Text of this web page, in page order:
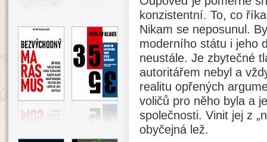
konzistentní. To, co
Nikam se neposunul.
moderního státu i jeho
neustále. Je zbytečné
autoritářem nebyl a
realitu opřených
voličů pro něho byla a
společnosti. Vinit jej z
obyčejná lež.